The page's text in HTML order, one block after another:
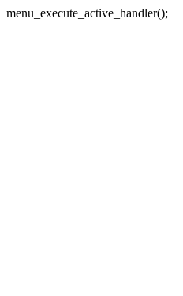
menu_execute_active_handler();